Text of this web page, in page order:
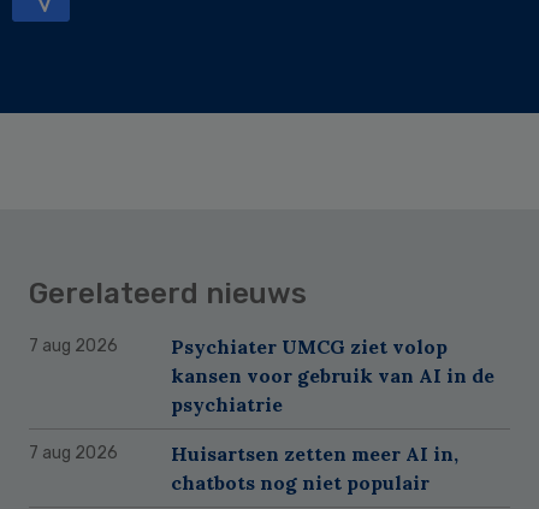
Gerelateerd nieuws
7 aug 2026
Psychiater UMCG ziet volop
kansen voor gebruik van AI in de
psychiatrie
7 aug 2026
Huisartsen zetten meer AI in,
chatbots nog niet populair